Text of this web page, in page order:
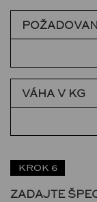
VÁHA V KG
KROK 6
ZADAJTE